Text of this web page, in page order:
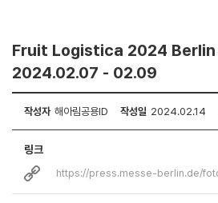
Fruit Logistica 2024 Berlin
2024.02.07 - 02.09
작성자 해아림공용ID 작성일 2024.02.14
링크